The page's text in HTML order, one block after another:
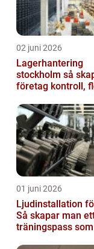
02 juni 2026
Lagerhantering
stockholm så skapar
företag kontroll,
01 juni 2026
Ljudinstallation
Så skapar man
träningspass